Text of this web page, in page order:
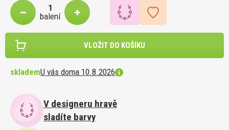
balení
VLOŽIT DO KOŠÍKU
sklademU vás doma 10.8.2026
V designeru hravě
sladíte barvy